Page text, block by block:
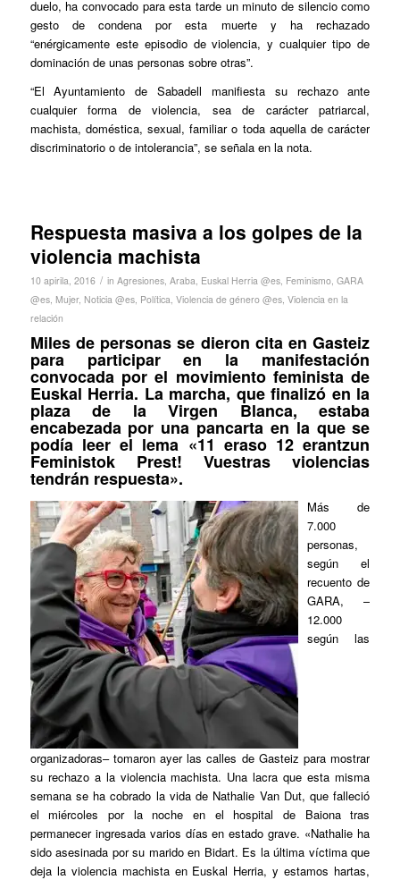
duelo, ha convocado para esta tarde un minuto de silencio como
gesto de condena por esta muerte y ha rechazado
“enérgicamente este episodio de violencia, y cualquier tipo de
dominación de unas personas sobre otras”.
“El Ayuntamiento de Sabadell manifiesta su rechazo ante
cualquier forma de violencia, sea de carácter patriarcal,
machista, doméstica, sexual, familiar o toda aquella de carácter
discriminatorio o de intolerancia”, se señala en la nota.
Respuesta masiva a los golpes de la
violencia machista
10 apirila, 2016 / in Agresiones, Araba Euskal Herria @es, Feminismo, GARA
@es, Mujer, Noticia @es, Política Violencia de género @es, Violencia en la
relación
Miles de personas se dieron cita en Gasteiz
para participar en la manifestación
convocada por el movimiento feminista de
Euskal Herria. La marcha, que finalizó en la
plaza de la Virgen Blanca, estaba
encabezada por una pancarta en la que se
podía leer el lema «11 eraso 12 erantzun
Feministok Prest! Vuestras violencias
tendrán respuesta».
Más de
7.000
personas,
según el
recuento de
GARA, –
12.000
según las
organizadoras– tomaron ayer las calles de Gasteiz para mostrar
su rechazo a la violencia machista. Una lacra que esta misma
semana se ha cobrado la vida de Nathalie Van Dut, que falleció
el miércoles por la noche en el hospital de Baiona tras
permanecer ingresada varios días en estado grave. «Nathalie ha
sido asesinada por su marido en Bidart. Es la última víctima que
deja la violencia machista en Euskal Herria, y estamos hartas,